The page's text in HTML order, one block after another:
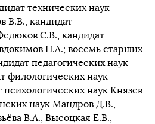
технических наук
В.В., кандидат
С.В., кандидат
Н.А.; восемь старших
педагогических наук
филологических наук
наук Князев
наук Мандров Д.В.,
В.А., Высоцкая Е.В.,